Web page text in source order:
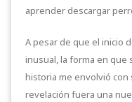
aprender descargar
A pesar de que el inicio
inusual, la forma en que
historia me envolvió con
revelación fuera una